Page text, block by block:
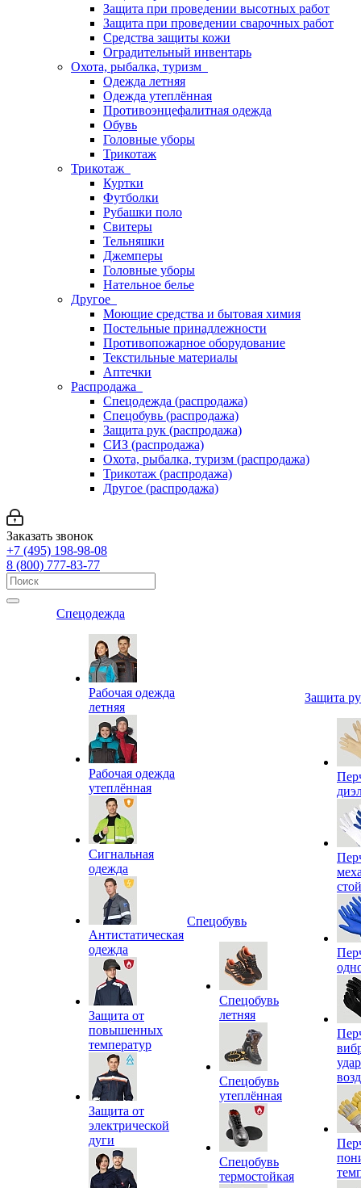
Защита при проведении высотных работ
Защита при проведении сварочных работ
Средства защиты кожи
Оградительный инвентарь
Охота, рыбалка, туризм
Одежда летняя
Одежда утеплённая
Противоэнцефалитная одежда
Обувь
Головные уборы
Трикотаж
Трикотаж
Куртки
Футболки
Рубашки поло
Свитеры
Тельняшки
Джемперы
Головные уборы
Нательное белье
Другое
Моющие средства и бытовая химия
Постельные принадлежности
Противопожарное оборудование
Текстильные материалы
Аптечки
Распродажа
Спецодежда (распродажа)
Спецобувь (распродажа)
Защита рук (распродажа)
СИЗ (распродажа)
Охота, рыбалка, туризм (распродажа)
Трикотаж (распродажа)
Другое (распродажа)
Заказать звонок
+7 (495) 198-98-08
8 (800) 777-83-77
Спецодежда
Рабочая одежда
летняя
Рабочая одежда
утеплённая
Сигнальная
одежда
Антистатическая
одежда
Защита от
повышенных
температур
Защита от
электрической
дуги
Спецобувь
Спецобувь
летняя
Спецобувь
утеплённая
Спецобувь
термостойкая
Защита